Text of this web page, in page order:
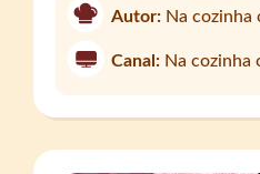
Autor: Na cozinha
Canal: Na cozinha